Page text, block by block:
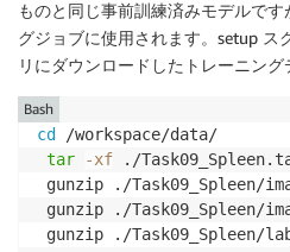
ものと同じ事前訓練済みモデルで
グジョブに使用されます。setup ス
リにダウンロードしたトレーニング
cd
/workspace/data/
tar
-xf ./
gunzip ./Task09_Spleen/
gunzip ./Task09_Spleen/
gunzip ./Task09_Spleen/
Bash